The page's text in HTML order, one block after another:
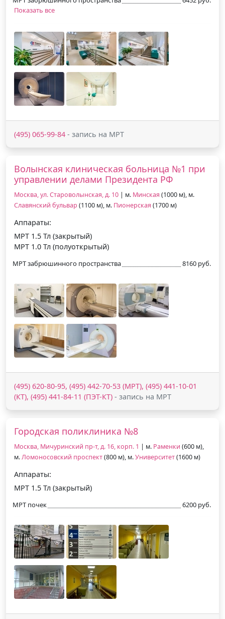
Показать все
(495) 065-99-84 - запись на МРТ
Волынская клиническая больница №1 при
управлении делами Президента РФ
Москва, ул. Староволынская, д. 10 | м. Минская (1000 м), м.
Славянский бульвар (1100 м), м. Пионерская (1700 м)
Аппараты:
МРТ 1.5 Тл (закрытый)
МРТ 1.0 Тл (полуоткрытый)
МРТ забрюшинного пространства 8160 руб.
(495) 620-80-95, (495) 442-70-53 (МРТ), (495) 441-10-01
(КТ), (495) 441-84-11 (ПЭТ-КТ) - запись на МРТ
Городская поликлиника №8
Москва, Мичуринский пр-т, д. 16, корп. 1 | м. Раменки (600 м),
м.Ломоносовский проспект(800 м), м.Университет(1600 м)
Аппараты:
МРТ 1.5 Тл (закрытый)
МРТ почек 6200 руб.